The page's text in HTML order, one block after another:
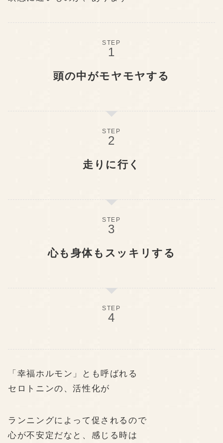
STEP
頭の中がモヤモヤする
STEP
走りに行く
STEP
心も身体もスッキリする
STEP
「幸福ホルモン」とも呼ばれる
セロトニンの、活性化が
ランニングによって促されるので
心が不安定だなと、感じる時は